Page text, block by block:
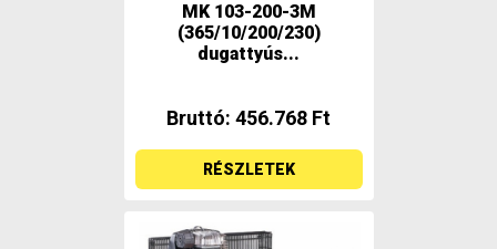
MK 103-200-3M
(365/10/200/230)
dugattyús...
Bruttó: 456.768 Ft
RÉSZLETEK